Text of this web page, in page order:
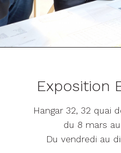
Exposition
Hangar 32, 32 quai
du 8 mars au
Du vendredi au